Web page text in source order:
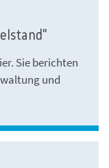
Sie berichten
und